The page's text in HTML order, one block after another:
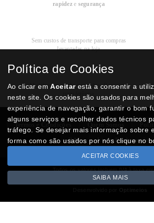
rapideze segurança
Sem custos de transporte para compras
levantadas na loja
Modos dePagamento
Multibanco, cartão de crédito, Paypal ou
transferência
Termos e Condições
RAL Livro Reclamações
Todos os valores incluem IVA à taxa
Copyright © NUMISMATICAJA.com
Política de Cookies
Ao clicar emAceitarestá a consentir a
neste site. Os cookies são usados para
experiência de navegação, garantir o bom
alguns serviços e recolher dados técnicos
tráfego. Se desejar mais informação sobre
forma como são usados por nós clique no
ACEITAR COOKIES
SAIBA MAIS